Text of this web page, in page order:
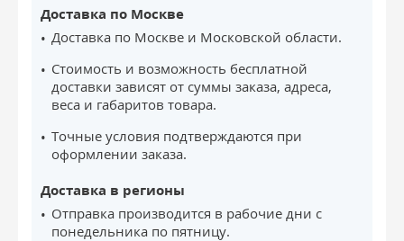
Доставка по Москве
Доставка по Москве и Московской области.
Стоимость и возможность бесплатной
доставки зависят от суммы заказа, адреса,
веса и габаритов товара.
Точные условия подтверждаются при
оформлении заказа.
Доставка в регионы
Отправка производится в рабочие дни с
понедельника по пятницу.